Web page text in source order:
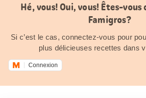
Hé, vous! Oui, vous! Êtes-
Famigros?
Si c’est le cas, connectez-vous pour
plus délicieuses recettes dans
Connexion